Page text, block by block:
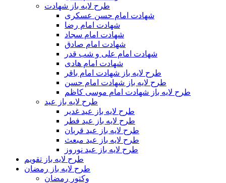
طرح لایه باز شهادت
شهادت امام حسن عسکری
شهادت امام رضا
شهادت امام سجاد
شهادت امام صادق
شهادت امام علی و شب قدر
شهادت امام هادی
طرح لایه باز شهادت امام باقر
طرح لایه باز شهادت امام حسن
طرح لایه باز شهادت امام موسی کاظم
طرح لایه باز عید
طرح لایه باز عید غدیر
طرح لایه باز عید فطر
طرح لایه باز عید قربان
طرح لایه باز عید مبعث
طرح لایه باز عید نوروز
طرح لایه باز تقویم
طرح لایه باز رمضان
وکتور رمضان